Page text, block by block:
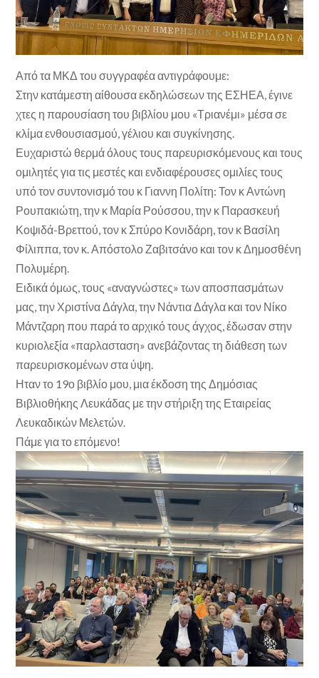
Από τα ΜΚΔ του συγγραφέα αντιγράφουμε:
Στην κατάμεστη αίθουσα εκδηλώσεων της ΕΣΗΕΑ, έγινε
χτες η παρουσίαση του βιβλίου μου «Τριανέμι» μέσα σε
κλίμα ενθουσιασμού, γέλιου και συγκίνησης.
Ευχαριστώ θερμά όλους τους παρευρισκόμενους και τους
ομιλητές για τις μεστές και ενδιαφέρουσες ομιλίες τους
υπό τον συντονισμό του κ Γιαννη Πολίτη: Τον κ Αντώνη
Ρουπακιώτη, την κ Μαρία Ρούσσου, την κ Παρασκευή
Κοψιδά-Βρεττού, τον κ Σπύρο Κονιδάρη, τον κ Βασίλη
Φίλιππα, τον κ. Απόστολο Ζαβιτσάνο και τον κ Δημοσθένη
Πολυμέρη.
Ειδικά όμως, τους «αναγνώστες» των αποσπασμάτων
μας, την Χριστίνα Δάγλα, την Νάντια Δάγλα και τον Νίκο
Μάντζαρη που παρά το αρχικό τους άγχος, έδωσαν στην
κυριολεξία «παρλασταση» ανεβάζοντας τη διάθεση των
παρευρισκομένων στα ύψη.
Ηταν το 19ο βιβλίο μου, μια έκδοση της Δημόσιας
Βιβλιοθήκης Λευκάδας με την στήριξη της Εταιρείας
Λευκαδικών Μελετών.
Πάμε για το επόμενο!